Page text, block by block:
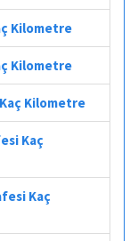
Kilometre
Kilometre
Kilometre
Kaç
Kaç